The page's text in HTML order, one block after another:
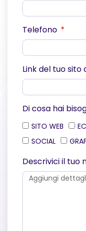
Telefono
Link del tuo sito
Di cosa hai
SITO WEB
SOCIAL
Descrivici il tuo